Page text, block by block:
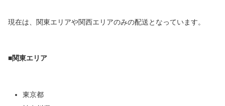
現在は、関東エリアや関西エリアのみの配送となっています。
■関東エリア
東京都